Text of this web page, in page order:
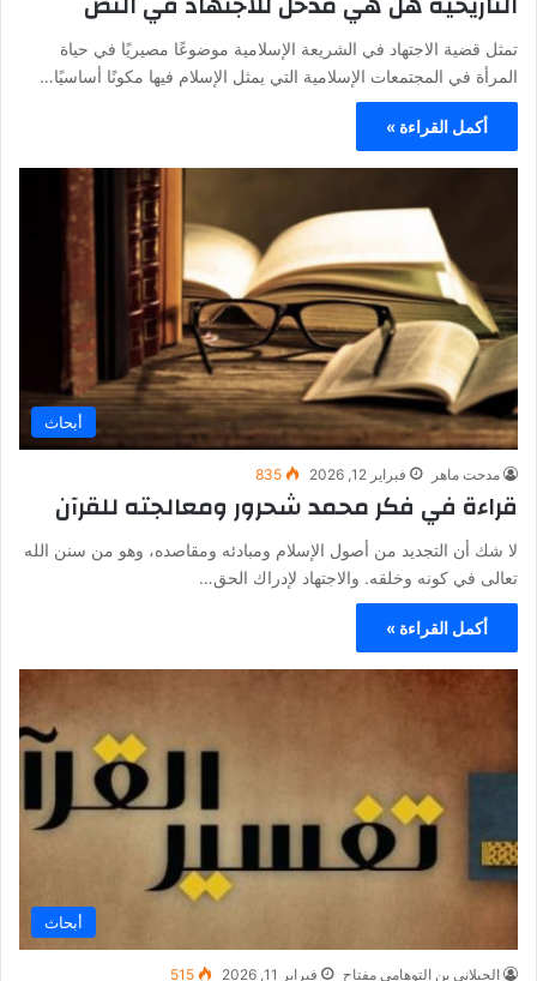
تمثل قضية الاجتهاد في الشريعة الإسلامية موضوعًا مصيريًا في حياة
المرأة في المجتمعات الإسلامية التي يمثل الإسلام فيها مكونًا أساسيًا…
أكمل القراءة »
أبحاث
مدحت ماهر فبراير 12, 2026 835
قراءة في فكر محمد شحرور ومعالجته للقرآن
لا شك أن التجديد من أصول الإسلام ومبادئه ومقاصده، وهو من سنن الله
تعالى في كونه وخلقه. والاجتهاد لإدراك الحق…
أكمل القراءة »
أبحاث
الجيلاني بن التوهامي مفتاح فبراير 11, 2026 515